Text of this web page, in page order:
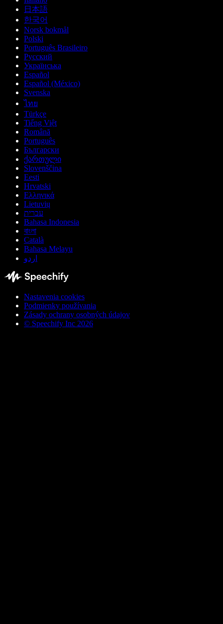
日本語
한국어
Norsk bokmål
Polski
Português Brasileiro
Русский
Українська
Español
Español (México)
Svenska
ไทย
Türkçe
Tiếng Việt
Română
Português
Български
ქართული
Slovenščina
Eesti
Hrvatski
Ελληνικά
Lietuvių
עברית
Bahasa Indonesia
বাংলা
Català
Bahasa Melayu
اردو
Nastavenia cookies
Podmienky používania
Zásady ochrany osobných údajov
© Speechify Inc 2026